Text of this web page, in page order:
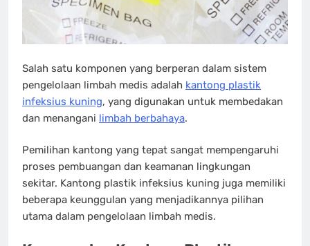
Salah satu komponen yang berperan dalam sistem
pengelolaan limbah medis adalah kantong plastik
infeksius kuning, yang digunakan untuk membedakan
dan menangani limbah berbahaya.
Pemilihan kantong yang tepat sangat mempengaruhi
proses pembuangan dan keamanan lingkungan
sekitar. Kantong plastik infeksius kuning juga memiliki
beberapa keunggulan yang menjadikannya pilihan
utama dalam pengelolaan limbah medis.